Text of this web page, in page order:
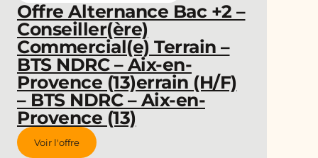
Offre Alternance Bac +2 –
Conseiller(ère)
Commercial(e) Terrain –
BTS NDRC – Aix-en-
Provence (13)errain (H/F)
– BTS NDRC – Aix-en-
Provence (13)
Voir l'offre